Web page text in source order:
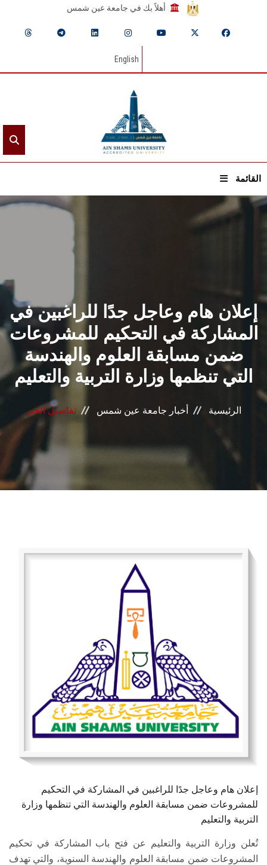
أهلاً بك في جامعة عين شمس
English
القائمة
القطاعـات
الشئون الأكاديمية
البحث العلمي
الرعاية الصحية
المراكز والوحدات
الأنظمة الذكية
الإعلام
الزائـرون
سجل الان
إعلان هام وعاجل جدًا للراغبين في
المشاركة في التحكيم للمشروعات
ضمن مسابقة العلوم والهندسة
التي تنظمها وزارة التربية والتعليم
الرئيسية أخبار جامعة عين شمس تفاصيل الخبر
إعلان هام وعاجل جدًا للراغبين في المشاركة في التحكيم
للمشروعات ضمن مسابقة العلوم والهندسة التي تنظمها وزارة
التربية والتعليم
تُعلن وزارة التربية والتعليم عن فتح باب المشاركة في تحكيم
المشروعات ضمن مسابقة العلوم والهندسة السنوية، والتي تهدف